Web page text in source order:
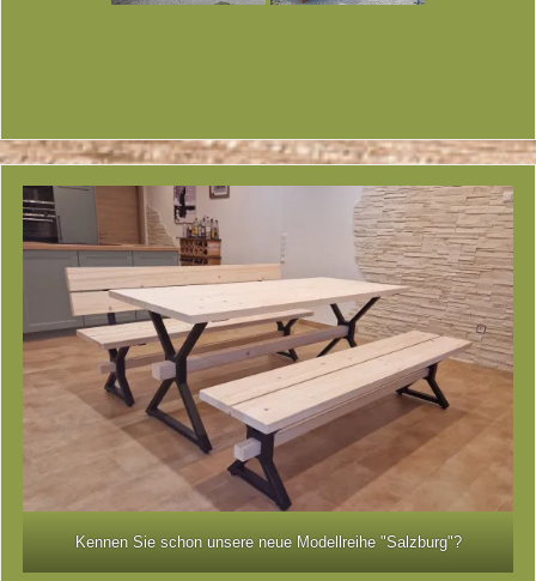
Kennen Sie schon unsere neue Modellreihe "Salzburg"?